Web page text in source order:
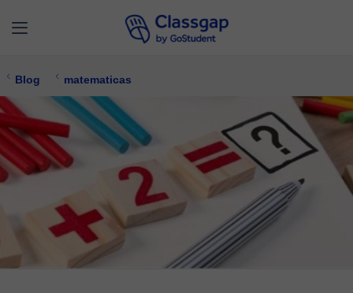
Blog matematicas